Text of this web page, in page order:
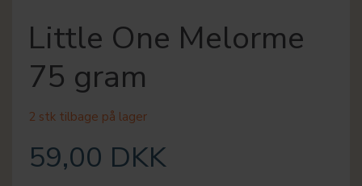
Little One Melorme
75 gram
2 stk tilbage på lager
59,00 DKK